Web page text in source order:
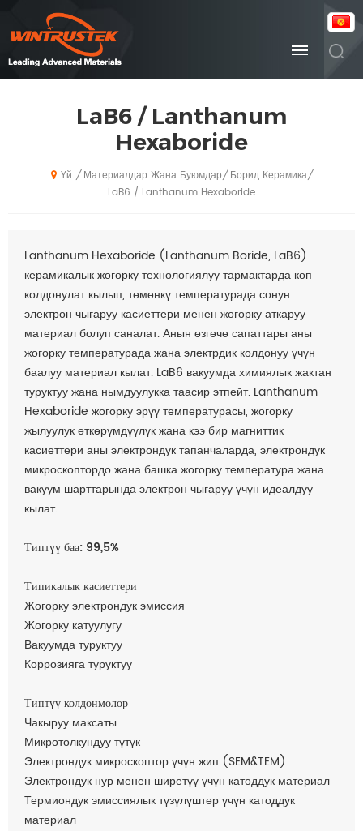
LaB6 / Lanthanum
Hexaboride
Үй / Материалдар Жана Буюмдар/ Борид Керамика/
LaB6 / Lanthanum Hexaboride
Lanthanum Hexaboride (Lanthanum Boride, LaB6)
керамикалык жогорку технологиялуу тармактарда көп
колдонулат кылып, төмөнкү температурада сонун
электрон чыгаруу касиеттери менен жогорку аткаруу
материал болуп саналат. Анын өзгөчө сапаттары аны
жогорку температурада жана электрдик колдонуу үчүн
баалуу материал кылат. LaB6 вакуумда химиялык жактан
туруктуу жана нымдуулукка таасир этпейт. Lanthanum
Hexaboride жогорку эрүү температурасы, жогорку
жылуулук өткөрүмдүүлүк жана кээ бир магниттик
касиеттери аны электрондук тапанчаларда, электрондук
микроскоптордо жана башка жогорку температура жана
вакуум шарттарында электрон чыгаруу үчүн идеалдуу
кылат.
Типтүү баа: 99,5%
Типикалык касиеттери
Жогорку электрондук эмиссия
Жогорку катуулугу
Вакуумда туруктуу
Коррозияга туруктуу
Типтүү колдонмолор
Чакыруу максаты
Микротолкундуу түтүк
Электрондук микроскоптор үчүн жип (SEM&TEM)
Электрондук нур менен ширетүү үчүн катоддук материал
Термиондук эмиссиялык түзүлүштөр үчүн катоддук
материал